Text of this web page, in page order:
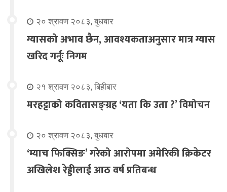
२० श्रावण २०८३, बुधबार
ग्यासको अभाव छैन, आवश्यकताअनुसार मात्र ग्यास
खरिद गर्नूः निगम
२१ श्रावण २०८३, बिहीबार
मरहट्टाको कवितासङ्ग्रह ‘यता कि उता ?’ विमोचन
२० श्रावण २०८३, बुधबार
‘म्याच फिक्सिङ’ गरेको आरोपमा अमेरिकी क्रिकेटर
अखिलेश रेड्डीलाई आठ वर्ष प्रतिबन्ध